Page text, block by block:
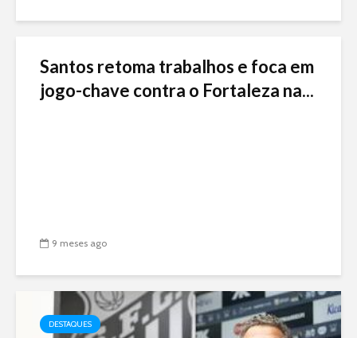
Santos retoma trabalhos e foca em
jogo-chave contra o Fortaleza na...
9 meses ago
DESTAQUES